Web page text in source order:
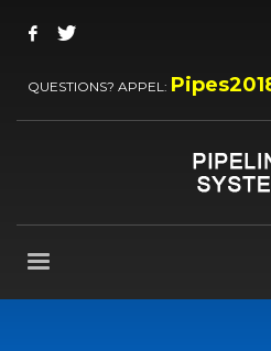
QUESTIONS? APPEL: